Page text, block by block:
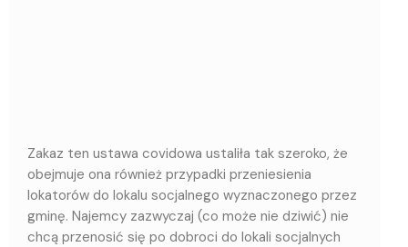
Zakaz ten ustawa covidowa ustaliła tak szeroko, że
obejmuje ona również przypadki przeniesienia
lokatorów do lokalu socjalnego wyznaczonego przez
gminę. Najemcy zazwyczaj (co może nie dziwić) nie
chcą przenosić się po dobroci do lokali socjalnych